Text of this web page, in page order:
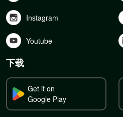
Instagram
Youtube
下载
Get it on
Google Play